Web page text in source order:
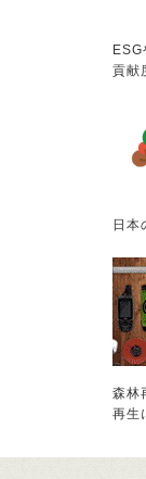
貢献
日本
森林
再生